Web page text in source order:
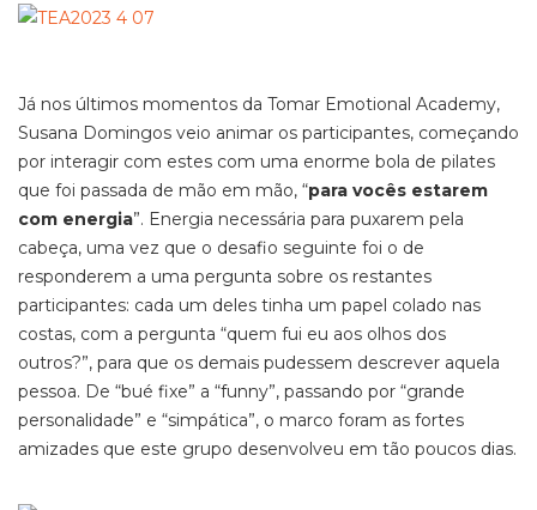
Já nos últimos momentos da Tomar Emotional Academy,
Susana Domingos veio animar os participantes, começando
por interagir com estes com uma enorme bola de pilates
que foi passada de mão em mão, “para vocês estarem
com energia”. Energia necessária para puxarem pela
cabeça, uma vez que o desafio seguinte foi o de
responderem a uma pergunta sobre os restantes
participantes: cada um deles tinha um papel colado nas
costas, com a pergunta “quem fui eu aos olhos dos
outros?”, para que os demais pudessem descrever aquela
pessoa. De “bué fixe” a “funny”, passando por “grande
personalidade” e “simpática”, o marco foram as fortes
amizades que este grupo desenvolveu em tão poucos dias.